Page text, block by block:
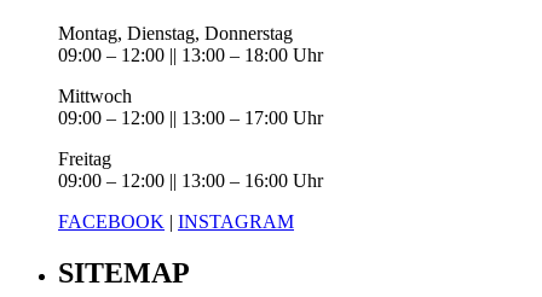
Montag, Dienstag, Donnerstag
09:00 – 12:00 || 13:00 – 18:00 Uhr
Mittwoch
09:00 – 12:00 || 13:00 – 17:00 Uhr
Freitag
09:00 – 12:00 || 13:00 – 16:00 Uhr
FACEBOOK | INSTAGRAM
SITEMAP